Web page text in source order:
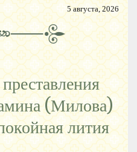
5 августа, 2026
(Милова)
лития